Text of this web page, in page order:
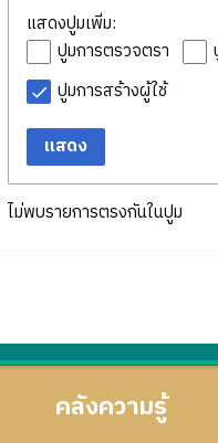
แสดงปูมเพิ่ม:
ปูมการตรวจตรา
ปูมการสร้างผู้ใช้
แสดง
ไม่พบรายการตรงกันในปูม
คลังความรู้